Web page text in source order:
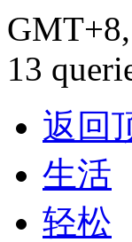
13
返回
生活
轻松